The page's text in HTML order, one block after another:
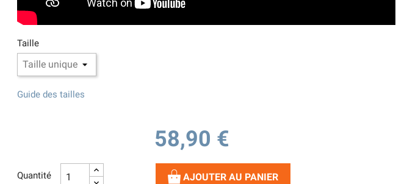
Taille
Guide des tailles
58,90 €
Quantité AJOUTER AU PANIER